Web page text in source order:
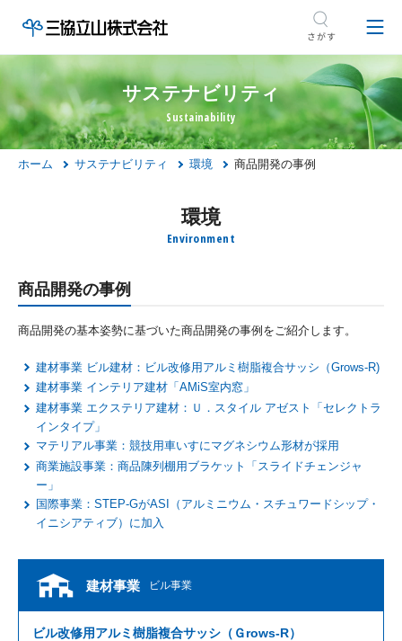
サステナビリティ
ホーム サステナビリティ 環境 商品開発の事例
環境
商品開発の事例
商品開発の基本姿勢に基づいた商品開発の事例をご紹介します。
建材事業 ビル建材：ビル改修用アルミ樹脂複合サッシ（Grows-R)
建材事業 インテリア建材「AMiS室内窓」
建材事業 エクステリア建材：Ｕ．スタイル アゼスト「セレクトラ
インタイプ」
マテリアル事業：競技用車いすにマグネシウム形材が採用
商業施設事業：商品陳列棚用ブラケット「スライドチェンジャ
ー」
国際事業：STEP-GがASI（アルミニウム・スチュワードシップ・
イニシアティブ）に加入
建材事業 ビル事業
ビル改修用アルミ樹脂複合サッシ（Ｇrows-R）